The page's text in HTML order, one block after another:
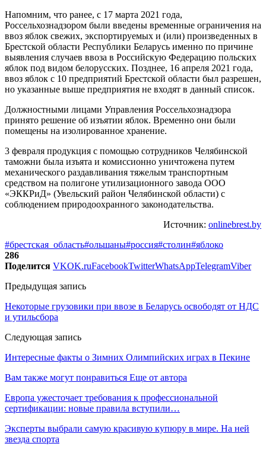
Напомним, что ранее, с 17 марта 2021 года,
Россельхознадзором были введены временные ограничения на
ввоз яблок свежих, экспортируемых и (или) произведенных в
Брестской области Республики Беларусь именно по причине
выявления случаев ввоза в Российскую Федерацию польских
яблок под видом белорусских. Позднее, 16 апреля 2021 года,
ввоз яблок с 10 предприятий Брестской области был разрешен,
но указанные выше предприятия не входят в данный список.
Должностными лицами Управления Россельхознадзора
принято решение об изъятии яблок. Временно они были
помещены на изолированное хранение.
3 февраля продукция с помощью сотрудников Челябинской
таможни была изъята и комиссионно уничтожена путем
механического раздавливания тяжелым транспортным
средством на полигоне утилизационного завода ООО
«ЭККРиД» (Увельский район Челябинской области) с
соблюдением природоохранного законодательства.
Источник: onlinebrest.by
#брестская_область#ольшаны#россия#столин#яблоко
286
Поделится VKOK.ruFacebookTwitterWhatsAppTelegramViber
Предыдущая запись
Некоторые грузовики при ввозе в Беларусь освободят от НДС
и утильсбора
Следующая запись
Интересные факты о Зимних Олимпийских играх в Пекине
Вам также могут понравиться Еще от автора
Европа ужесточает требования к профессиональной
сертификации: новые правила вступили…
Эксперты выбрали самую красивую купюру в мире. На ней
звезда спорта